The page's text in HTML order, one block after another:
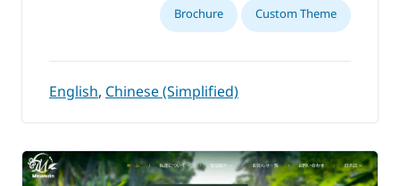
Custom Theme
Brochure
English,Chinese (Simplified)